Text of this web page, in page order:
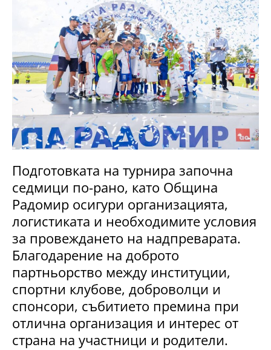
Подготовката на турнира започна
седмици по-рано, като Община
Радомир осигури организацията,
логистиката и необходимите условия
за провеждането на надпреварата.
Благодарение на доброто
партньорство между институции,
спортни клубове, доброволци и
спонсори, събитието премина при
отлична организация и интерес от
страна на участници и родители.